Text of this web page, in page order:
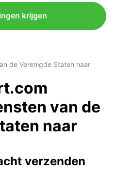
krijgen
de Verenigde Staten naar
van de
naar
verzenden